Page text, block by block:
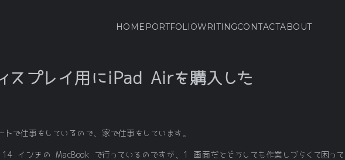
HOME PORTFOLIOWRITINGCONTACTABOUT
スプレイ用にiPad Airを購入した
トで仕事をしているので、家で仕事をしています。
インチの MacBook で行っているのですが、1 画面だとどうしても作業しづらくて困って